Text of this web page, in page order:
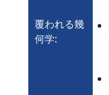
覆われる幾
何学: